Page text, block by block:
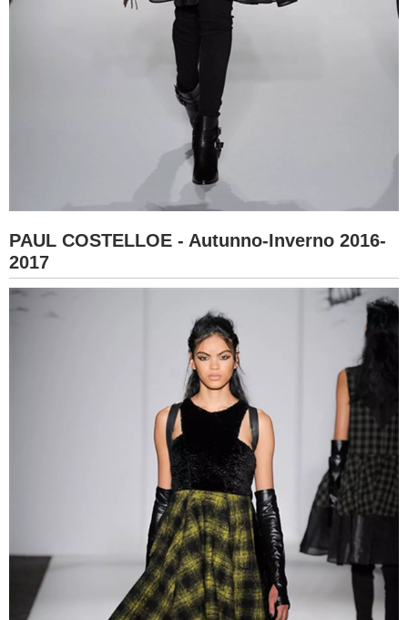
PAUL COSTELLOE - Autunno-Inverno 2016-
2017